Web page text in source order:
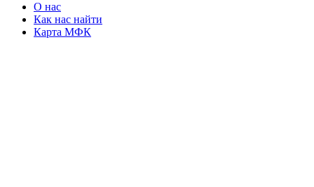
О нас
Как нас найти
Карта МФК